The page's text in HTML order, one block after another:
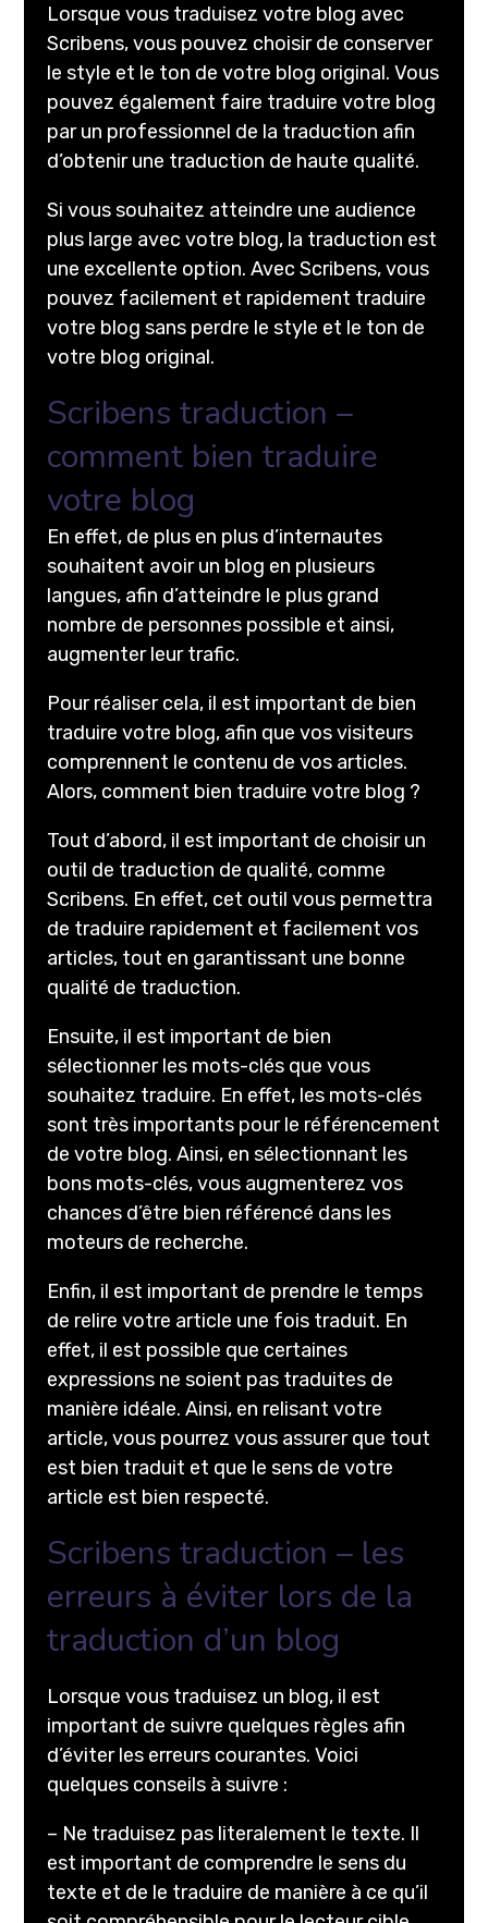
Lorsque vous traduisez votre blog avec
Scribens, vous pouvez choisir de conserver
le style et le ton de votre blog original. Vous
pouvez également faire traduire votre blog
par un professionnel de la traduction afin
d’obtenir une traduction de haute qualité.
Si vous souhaitez atteindre une audience
plus large avec votre blog, la traduction est
une excellente option. Avec Scribens, vous
pouvez facilement et rapidement traduire
votre blog sans perdre le style et le ton de
votre blog original.
Scribens traduction –
comment bien traduire
votre blog
En effet, de plus en plus d’internautes
souhaitent avoir un blog en plusieurs
langues, afin d’atteindre le plus grand
nombre de personnes possible et ainsi,
augmenter leur trafic.
Pour réaliser cela, il est important de bien
traduire votre blog, afin que vos visiteurs
comprennent le contenu de vos articles.
Alors, comment bien traduire votre blog ?
Tout d’abord, il est important de choisir un
outil de traduction de qualité, comme
Scribens. En effet, cet outil vous permettra
de traduire rapidement et facilement vos
articles, tout en garantissant une bonne
qualité de traduction.
Ensuite, il est important de bien
sélectionner les mots-clés que vous
souhaitez traduire. En effet, les mots-clés
sont très importants pour le référencement
de votre blog. Ainsi, en sélectionnant les
bons mots-clés, vous augmenterez vos
chances d’être bien référencé dans les
moteurs de recherche.
Enfin, il est important de prendre le temps
de relire votre article une fois traduit. En
effet, il est possible que certaines
expressions ne soient pas traduites de
manière idéale. Ainsi, en relisant votre
article, vous pourrez vous assurer que tout
est bien traduit et que le sens de votre
article est bien respecté.
Scribens traduction – les
erreurs à éviter lors de la
traduction d’un blog
Lorsque vous traduisez un blog, il est
important de suivre quelques règles afin
d’éviter les erreurs courantes. Voici
quelques conseils à suivre :
– Ne traduisez pas literalement le texte. Il
est important de comprendre le sens du
texte et de le traduire de manière à ce qu’il